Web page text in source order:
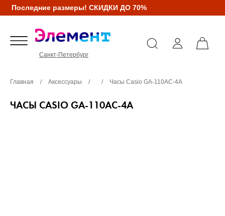
Последние размеры! СКИДКИ ДО 70%
Санкт-Петербург
Главная / Аксессуары / / Часы Casio GA-110AC-4A
ЧАСЫ CASIO GA-110AC-4A